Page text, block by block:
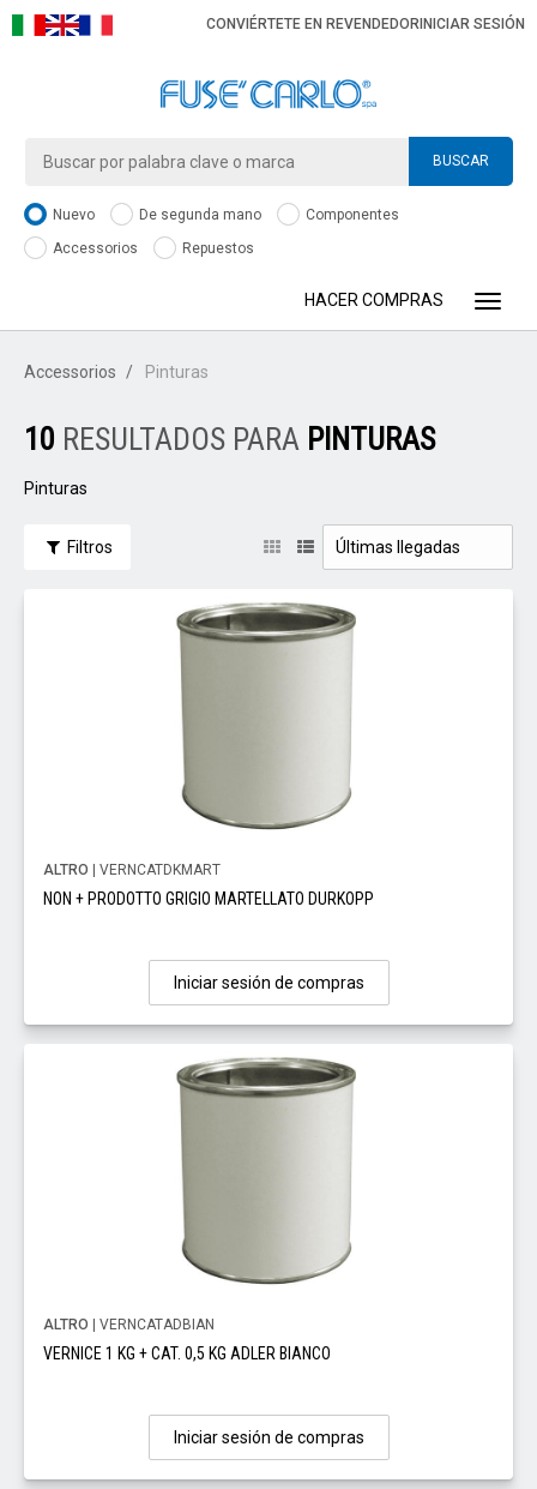
CONVIÉRTETE EN REVENDEDOR INICIAR SESIÓN
BUSCAR
Nuevo De segunda mano
Componentes
Accessorios
Repuestos
HACER COMPRAS
Accessorios Pinturas
10 RESULTADOS PARA PINTURAS
Pinturas
Filtros
ALTRO | VERNCATDKMART
NON + PRODOTTO GRIGIO MARTELLATO DURKOPP
Iniciar sesión de compras
ALTRO | VERNCATADBIAN
VERNICE 1 KG + CAT. 0,5 KG ADLER BIANCO
Iniciar sesión de compras